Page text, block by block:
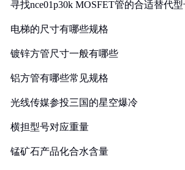
寻找nce01p30k MOSFET管的合适替代
电梯的尺寸有哪些规格
镀锌方管尺寸一般有哪些
铝方管有哪些常见规格
光线传媒参投三国的星空爆冷
横担型号对应重量
锰矿石产品化合水含量